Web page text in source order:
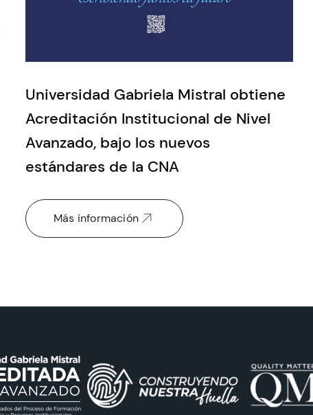
Universidad Gabriela Mistral obtiene
Acreditación Institucional de Nivel
Avanzado, bajo los nuevos
estándares de la CNA
Más información